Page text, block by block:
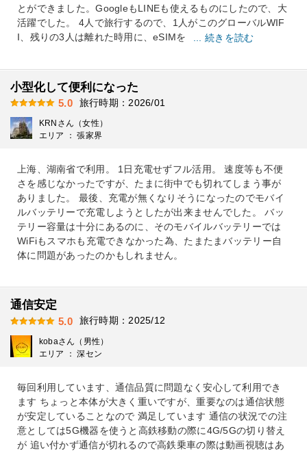
とができました。GoogleもLINEも使えるものにしたので、大
活躍でした。 4人で旅行するので、1人がこのグローバルWIF
I、残りの3人は離れた時用に、eSIMを
... 続きを読む
小型化して便利になった
5.0 旅行時期：2026/01
KRNさん（女性）
エリア ： 張家界
上海、湖南省で利用。 1日充電せずフル活用。 速度等も不便
さを感じなかったですが、たまに街中でも切れてしまう事が
ありました。 最後、充電が無くなりそうになったのでモバイ
ルバッテリーで充電しようとしたが出来ませんでした。 バッ
テリー容量は十分にあるのに、そのモバイルバッテリーでは
WiFiもスマホも充電できなかった為、たまたまバッテリー自
体に問題があったのかもしれません。
通信安定
5.0 旅行時期：2025/12
kobaさん（男性）
エリア ： 深セン
毎回利用しています、通信品質に問題なく安心して利用でき
ます ちょっと本体が大きく重いですが、重要なのは通信状態
が安定していることなので 満足しています 通信の状況での注
意としては5G機器を使うと高鉄移動の際に4G/5Gの切り替え
が 追い付かず通信が切れるので高鉄乗車の際は動画視聴はあ